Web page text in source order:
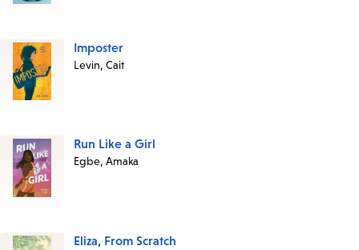
Imposter
Levin, Cait
Run Like a Girl
Egbe, Amaka
Eliza, From Scratch